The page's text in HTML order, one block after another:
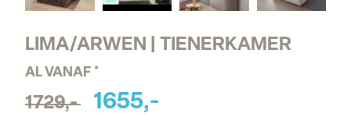
LIMA/ARWEN | TIENERKAMER
AL VANAF *
1729,- 1655,-